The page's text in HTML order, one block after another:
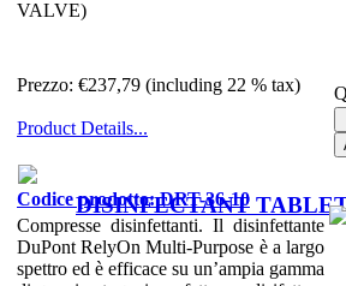
VALVE)
Prezzo: €237,79 (including 22 % tax)
Product Details...
DISINFECTANT
Codice prodotto: DRT-36-10
Compresse disinfettanti. Il disinfettante
DuPont RelyOn Multi-Purpose è a largo
spettro ed è efficace su un’ampia gamma